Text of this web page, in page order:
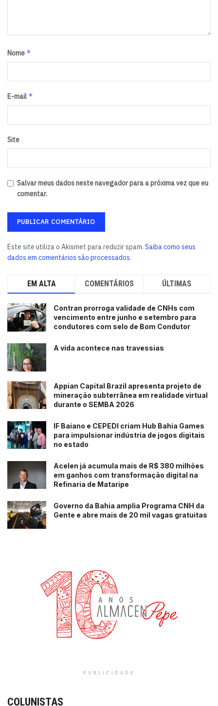
Nome *
E-mail *
Site
Salvar meus dados neste navegador para a próxima vez que eu
comentar.
Este site utiliza o Akismet para reduzir spam. Saiba como seus
dados em comentários são processados.
EM ALTA COMENTÁRIOS ÚLTIMAS
Contran prorroga validade de CNHs com
vencimento entre junho e setembro para
condutores com selo de Bom Condutor
A vida acontece nas travessias
Appian Capital Brazil apresenta projeto de
mineração subterrânea em realidade virtual
durante o SEMBA 2026
IF Baiano e CEPEDI criam Hub Bahia Games
para impulsionar indústria de jogos digitais
no estado
Acelen já acumula mais de R$ 380 milhões
em ganhos com transformação digital na
Refinaria de Mataripe
Governo da Bahia amplia Programa CNH da
Gente e abre mais de 20 mil vagas gratuitas
PUBLICIDADE
COLUNISTAS